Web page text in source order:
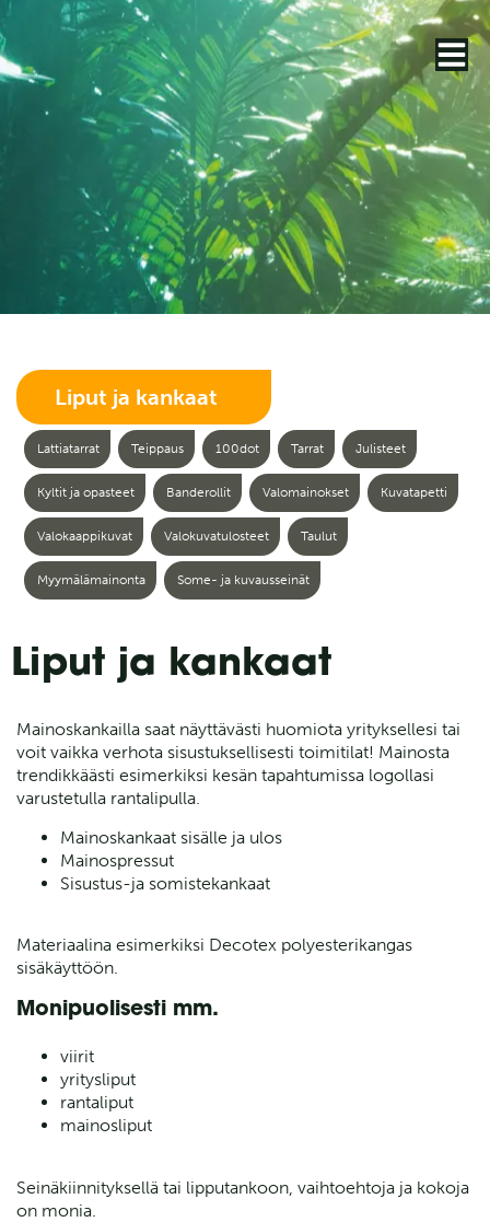
Liput ja kankaat
Lattiatarrat Teippaus 100dot Tarrat Julisteet
Kyltit ja opasteet Banderollit Valomainokset Kuvatapetti
Valokaappikuvat Valokuvatulosteet Taulut
Myymälämainonta Some- ja kuvausseinät
Liput ja kankaat
Mainoskankailla saat näyttävästi huomiota yrityksellesi tai
voit vaikka verhota sisustuksellisesti toimitilat! Mainosta
trendikkäästi esimerkiksi kesän tapahtumissa logollasi
varustetulla rantalipulla.
Mainoskankaat sisälle ja ulos
Mainospressut
Sisustus-ja somistekankaat
Materiaalina esimerkiksi Decotex polyesterikangas
sisäkäyttöön.
Monipuolisesti mm.
viirit
yritysliput
rantaliput
mainosliput
Seinäkiinnityksellä tai lipputankoon, vaihtoehtoja ja kokoja
on monia.